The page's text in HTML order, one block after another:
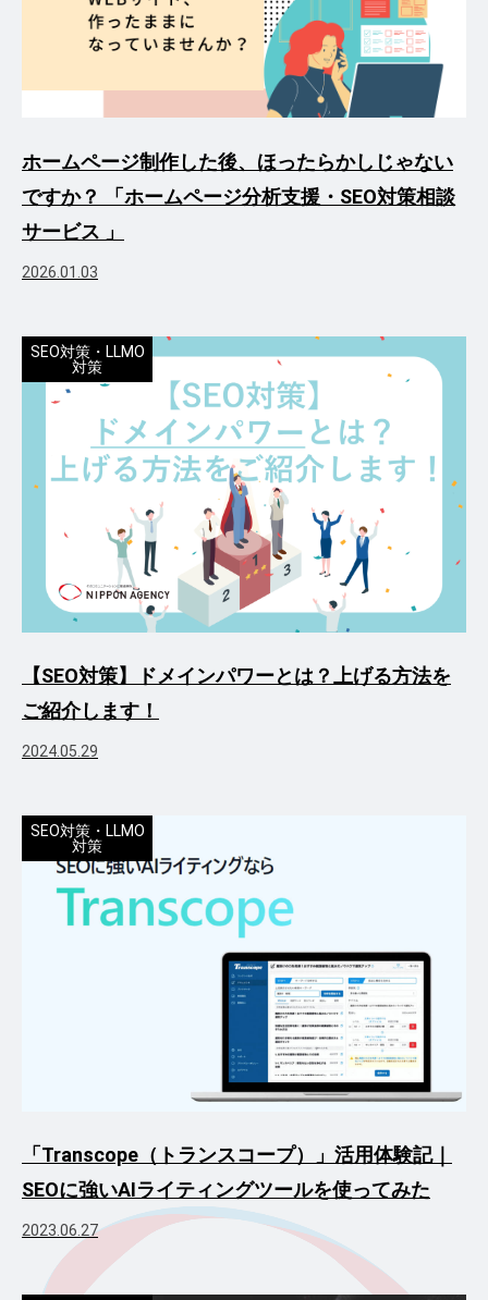
ホームページ制作した後、ほったらかしじゃない
ですか？ 「ホームページ分析支援・SEO対策相談
サービス 」
2026.01.03
SEO対策・LLMO
対策
【SEO対策】ドメインパワーとは？上げる方法を
ご紹介します！
2024.05.29
SEO対策・LLMO
対策
「Transcope（トランスコープ）」活用体験記｜
SEOに強いAIライティングツールを使ってみた
2023.06.27